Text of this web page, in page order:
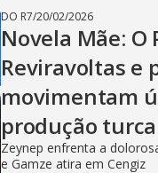
DO R7/20/02/2026
Novela Mãe: O
Reviravoltas e
movimentam
produção turca
Zeynep enfrenta a
e Gamze atira em Cengiz